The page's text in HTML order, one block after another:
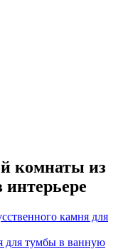
комнаты из
интерьере
для тумбы в ванную